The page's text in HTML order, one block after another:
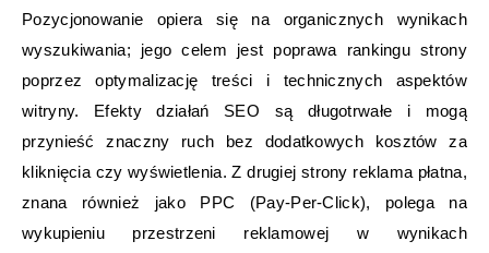
Pozycjonowanie opiera się na organicznych wynikach
wyszukiwania; jego celem jest poprawa rankingu strony
poprzez optymalizację treści i technicznych aspektów
witryny. Efekty działań SEO są długotrwałe i mogą
przynieść znaczny ruch bez dodatkowych kosztów za
kliknięcia czy wyświetlenia. Z drugiej strony reklama płatna,
znana również jako PPC (Pay-Per-Click), polega na
wykupieniu przestrzeni reklamowej w wynikach